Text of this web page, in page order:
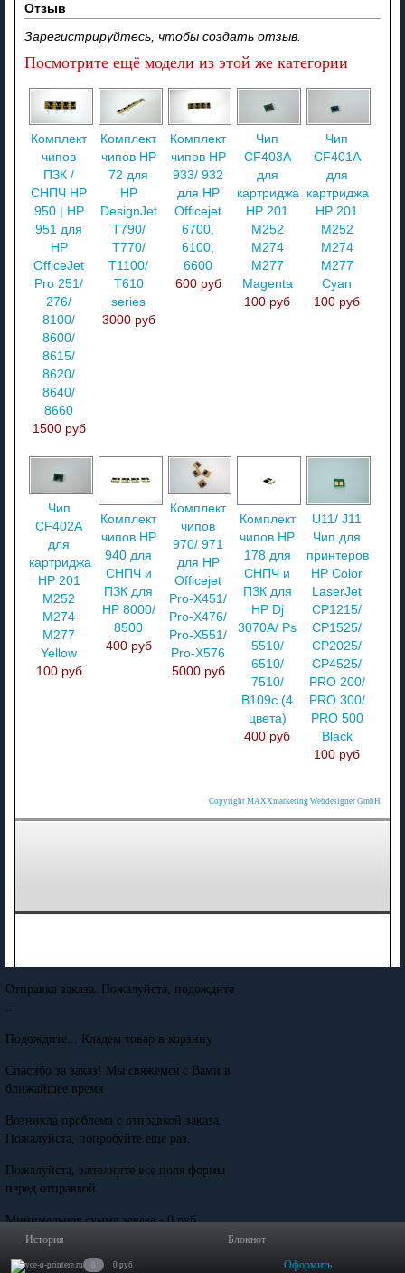
Отзыв
Зарегистрируйтесь, чтобы создать отзыв.
Посмотрите ещё модели из этой же категории
Комплект
чипов
ПЗК /
СНПЧ HP
950 | HP
951 для
HP
OfficeJet
Pro 251/
276/
8100/
8600/
8615/
8620/
8640/
8660
1500 руб
Комплект
чипов HP
72 для
HP
DesignJet
T790/
T770/
T1100/
T610
series
3000 руб
Комплект
чипов HP
933/ 932
для HP
Officejet
6700,
6100,
6600
600 руб
Чип
CF403A
для
картриджа
HP 201
M252
M274
M277
Magenta
100 руб
Чип
CF401A
для
картриджа
HP 201
M252
M274
M277
Cyan
100 руб
Чип
CF402A
для
картриджа
HP 201
M252
M274
M277
Yellow
100 руб
Комплект
чипов HP
940 для
СНПЧ и
ПЗК для
HP 8000/
8500
400 руб
Комплект
чипов
970/ 971
для HP
Officejet
Pro-X451/
Pro-X476/
Pro-X551/
Pro-X576
5000 руб
Комплект
чипов HP
178 для
СНПЧ и
ПЗК для
HP Dj
3070A/ Ps
5510/
6510/
7510/
B109c (4
цвета)
400 руб
U11/ J11
Чип для
принтеров
HP Color
LaserJet
CP1215/
CP1525/
CP2025/
CP4525/
PRO 200/
PRO 300/
PRO 500
Black
100 руб
Copyright MAXXmarketing Webdesigner GmbH
История Блокнот
0 0 руб Оформить
Отправка заказа. Пожалуйста, подождите
...
Подождите... Кладем товар в корзину
Спасибо за заказ! Мы свяжемся с Вами в
ближайшее время
Возникла проблема с отправкой заказа.
Пожалуйста, попробуйте еще раз.
Пожалуйста, заполните все поля формы
перед отправкой.
Минимальная сумма заказа - 0 руб.